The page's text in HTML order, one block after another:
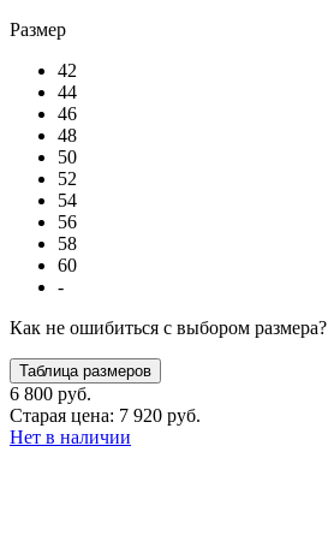
Размер
42
44
46
48
50
52
54
56
58
60
-
Как не ошибиться с выбором размера?
Таблица размеров
6 800 руб.
Старая цена: 7 920 руб.
Нет в наличии